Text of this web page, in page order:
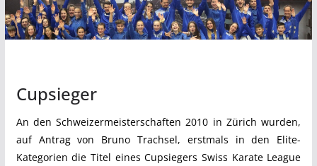
Cupsieger
An den Schweizermeisterschaften 2010 in Zürich wurden,
auf Antrag von Bruno Trachsel, erstmals in den Elite-
Kategorien die Titel eines Cupsiegers Swiss Karate League